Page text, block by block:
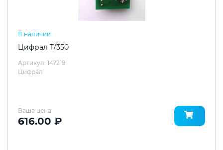
В наличии
Цифрал Т/350
Артикул: 147219
Цифрал
Ваша цена
616.00 ₽